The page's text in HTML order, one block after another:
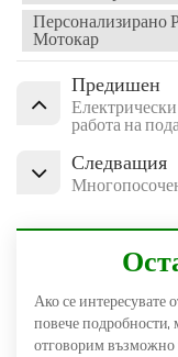
Персонализирано
Мотокар
Предишен
работа на
Следващия
Ако се интересувате
повече подробности,
отговорим възможно